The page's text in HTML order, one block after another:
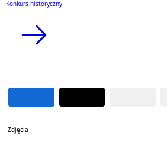
Konkurs historyczny
Zdjęcia